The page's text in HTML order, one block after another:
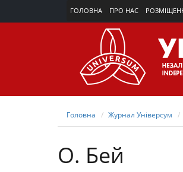
ГОЛОВНА ПРО НАС
Головна Журнал Універсум
О. Бей